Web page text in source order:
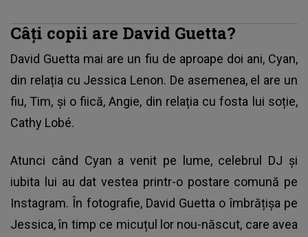
Câți copii are David Guetta?
David Guetta mai are un fiu de aproape doi ani, Cyan,
din relația cu Jessica Lenon. De asemenea, el are un
fiu, Tim, și o fiică, Angie, din relația cu fosta lui soție,
Cathy Lobé.
Atunci când Cyan a venit pe lume, celebrul DJ și
iubita lui au dat vestea printr-o postare comună pe
Instagram. În fotografie, David Guetta o îmbrățișa pe
Jessica, în timp ce micuțul lor nou-născut, care avea